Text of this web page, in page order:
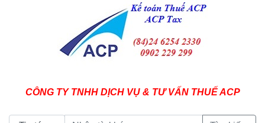
CÔNG TY TNHH DỊCH VỤ & TƯ VẤN THUẾ ACP